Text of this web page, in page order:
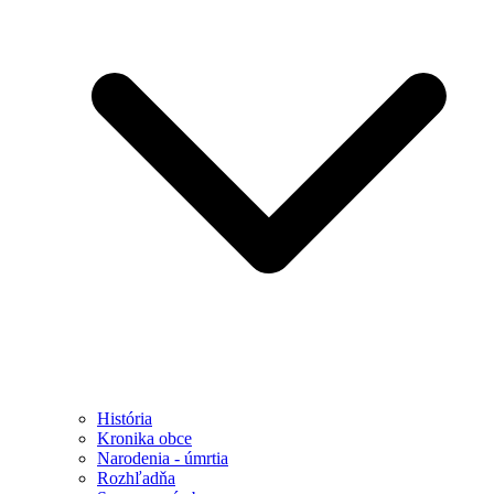
História
Kronika obce
Narodenia - úmrtia
Rozhľadňa